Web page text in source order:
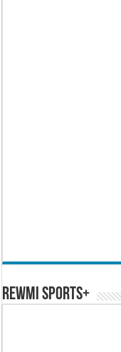
REWMI SPORTS+